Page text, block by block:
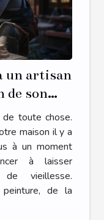
un artisan
de son
toute chose.
maison il y a
à un moment
à laisser
vieillesse.
de la